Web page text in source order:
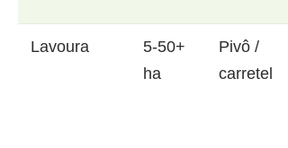
Lavoura
5-50+
ha
Pivô /
carretel